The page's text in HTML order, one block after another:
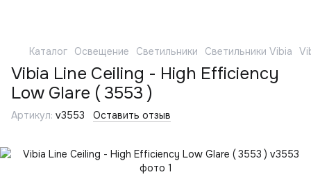
Каталог Освещение Светильники Светильники Vibia
Vibia Line Ceiling - High Efficiency
Low Glare ( 3553 )
Артикул: v3553 Оставить отзыв